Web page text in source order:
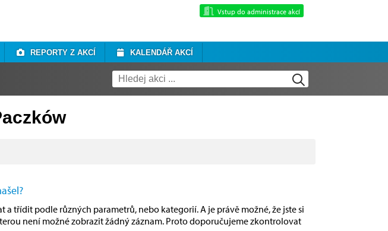
Vstup do administrace akcí
REPORTY Z AKCÍ KALENDÁŘ AKCÍ
a třídit podle různých parametrů, nebo kategorií. A je právě možné, že jste si
není možné zobrazit žádný záznam. Proto doporučujeme zkontrolovat